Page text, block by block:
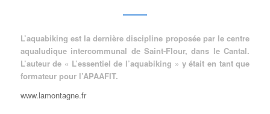
L’aquabiking est la dernière discipline proposée par le centre
aqualudique intercommunal de Saint-Flour, dans le Cantal.
L’auteur de « L’essentiel de l’aquabiking » y était en tant que
formateur pour l’APAAFIT.
www.lamontagne.fr